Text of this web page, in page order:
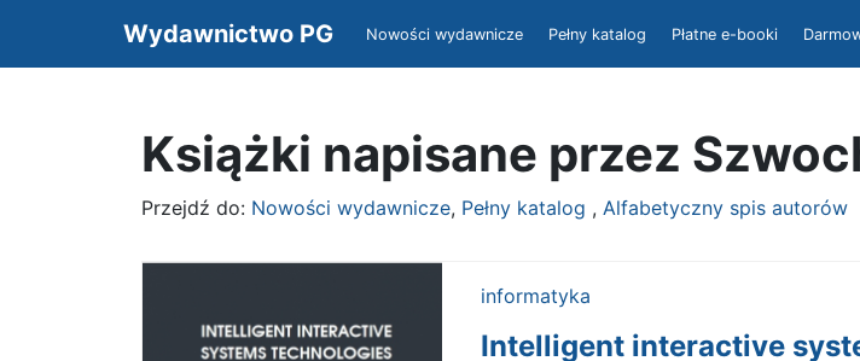
Wydawnictwo PG Nowości wydawnicze Pełny katalog Płatne e-booki
Książki napisane przez
Przejdź do: Nowości wydawnicze, Pełny katalog , Alfabetyczny spis autorów
informatyka
Intelligent interactive